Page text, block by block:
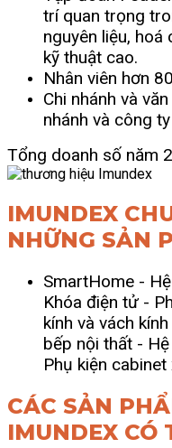
trí quan trọng
nguyên liệu, hoá
kỹ thuật cao.
Nhân viên hơn
Chi nhánh và
nhánh và công
Tổng doanh số năm
IMUNDEX
NHỮNG SẢN
SmartHome -
Khóa điện tử -
kính và vách
bếp nội thất -
Phụ kiện
CÁC SẢN
IMUNDEX CÓ